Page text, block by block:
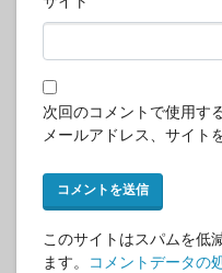
次回のコメントで使用す
メールアドレス、サイト
このサイトはスパムを低
ます。
コメントデータの